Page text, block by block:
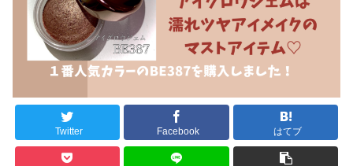
Twitter Facebook はてブ